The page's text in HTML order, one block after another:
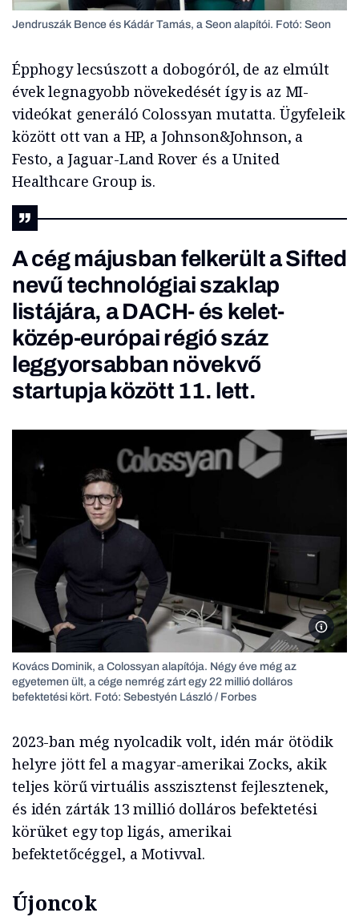
Jendruszák Bence és Kádár Tamás, a Seon alapítói. Fotó: Seon
Épphogy lecsúszott a dobogóról, de az elmúlt
évek legnagyobb növekedését így is az MI-
videókat generáló Colossyan mutatta. Ügyfeleik
között ott van a HP, a Johnson&Johnson, a
Festo, a Jaguar-Land Rover és a United
Healthcare Group is.
A cég májusban felkerült a Sifted
nevű technológiai szaklap
listájára, a DACH- és kelet-
közép-európai régió száz
leggyorsabban növekvő
startupja között 11. lett.
Kovács Dominik, a Colossyan alapítója. Négy éve még az
egyetemen ült, a cége nemrég zárt egy 22 millió dolláros
befektetési kört. Fotó: Sebestyén László / Forbes
2023-ban még nyolcadik volt, idén már ötödik
helyre jött fel a magyar-amerikai Zocks, akik
teljes körű virtuális asszisztenst fejlesztenek,
és idén zárták 13 millió dolláros befektetési
körüket egy top ligás, amerikai
befektetőcéggel, a Motivval.
Újoncok